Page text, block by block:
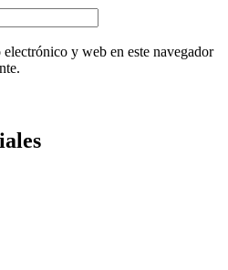
y web en este navegador